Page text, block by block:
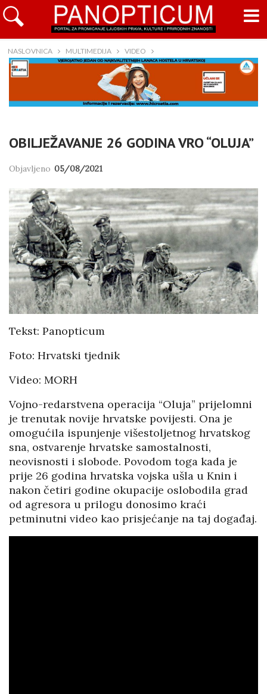
NASLOVNICA MULTIMEDIJA VIDEO
OBILJEŽAVANJE 26 GODINA VRO “OLUJA”
Objavljeno 05/08/2021
Tekst: Panopticum
Foto: Hrvatski tjednik
Video: MORH
Vojno-redarstvena operacija “Oluja” prijelomni
je trenutak novije hrvatske povijesti. Ona je
omogućila ispunjenje višestoljetnog hrvatskog
sna, ostvarenje hrvatske samostalnosti,
neovisnosti i slobode. Povodom toga kada je
prije 26 godina hrvatska vojska ušla u Knin i
nakon četiri godine okupacije oslobodila grad
od agresora u prilogu donosimo kraći
petminutni video kao prisjećanje na taj događaj.